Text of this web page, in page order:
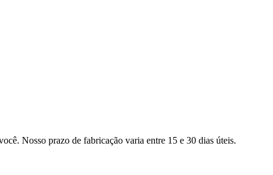
Nosso prazo de fabricação varia entre 15 e 30 dias úteis.